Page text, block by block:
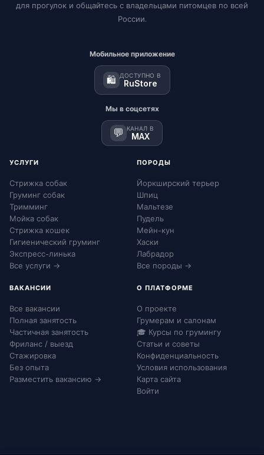
для прогулок и общайтесь с владельцами питомцев по всей
России.
Мобильное приложение
🛍️ ДОСТУПНО В
RuStore
Мы в соцсетях
💬 КАНАЛ В
MAX
УСЛУГИ
Стрижка собак
Груминг собак
Тримминг
Мойка собак
Стрижка кошек
Гигиенический груминг
Экспресс-линька
Все услуги →
ПОРОДЫ
Йоркширский терьер
Шпиц
Мальтезе
Пудель
Мейн-кун
Хаски
Лабрадор
Все породы →
ВАКАНСИИ
Все вакансии
Полная занятость
Частичная занятость
Фриланс / выезд
Стажировка
Без опыта
Разместить вакансию →
О ПЛАТФОРМЕ
О проекте
Грумерам и салонам
🎓 Курсы по грумингу
Статьи и советы
Конфиденциальность
Условия использования
Карта сайта
Войти